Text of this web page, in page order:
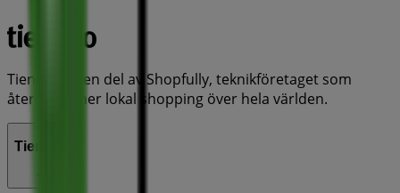
Tiendeo är en del av Shopfully, teknikföretaget som
återuppfinner lokal shopping över hela världen.
Tiendeo